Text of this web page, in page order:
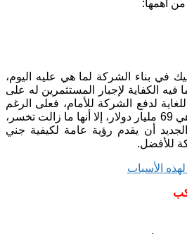
أهمها:
في بناء الشركة لما هي عليه اليوم،
فيه الكفاية لإجبار المستثمرين له على
للغاية لدفع الشركة للأمام، فعلى الرغم
من أن قيمة أوبر التقديرية هي 69 مليار دولار، إلا أنها ما زالت تخسر،
أن يقدم رؤية عامة لكيفية جني
للأفضل.
الأسباب